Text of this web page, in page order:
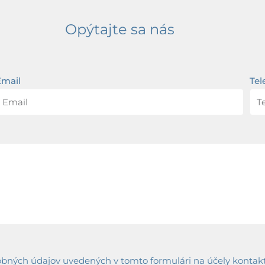
Opýtajte sa nás
údajov uvedených v tomto formulári na účely